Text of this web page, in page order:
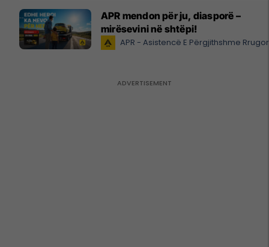
APR mendon për ju, diasporë –
mirësevini në shtëpi!
APR - Asistencë E Përgjithshme